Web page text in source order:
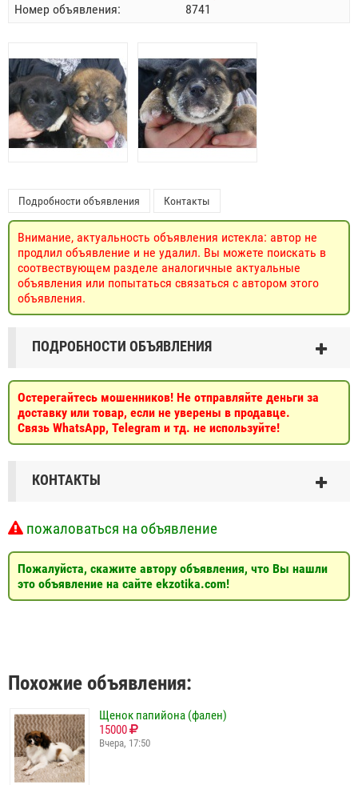
Номер объявления: 8741
Подробности объявления Контакты
Внимание, актуальность объявления истекла: автор не
продлил объявление и не удалил. Вы можете поискать в
соотвествующем разделе аналогичные актуальные
объявления или попытаться связаться с автором этого
объявления.
ПОДРОБНОСТИ ОБЪЯВЛЕНИЯ
Остерегайтесь мошенников! Не отправляйте деньги за
доставку или товар, если не уверены в продавце.
Связь WhatsApp, Telegram и тд. не используйте!
КОНТАКТЫ
пожаловаться на объявление
Пожалуйста, скажите автору объявления, что Вы нашли
это объявление на сайте ekzotika.com!
Похожие объявления:
Щенок папийона (фален)
15000
Вчера, 17:50